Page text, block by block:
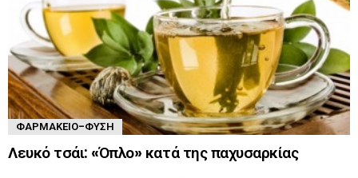
ΦΑΡΜΑΚΕΊΟ-ΦΎΣΗ
Λευκό τσάι: «Όπλο» κατά της παχυσαρκίας